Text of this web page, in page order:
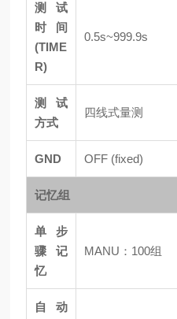
测试
时间
(TIME
R)
0.5s~999.9s
测试
方式
四线式量测
GND OFF (fixed)
记忆组
单步
骤记
忆
MANU：100组
自动